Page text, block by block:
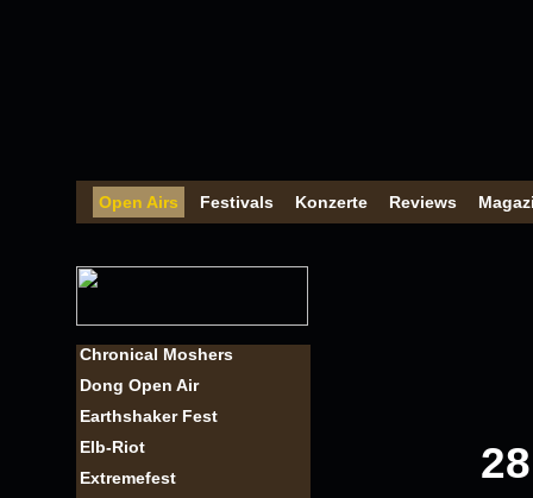
Open Airs Festivals Konzerte Reviews
Chronical Moshers
Dong Open Air
Earthshaker Fest
Elb-Riot
Extremefest